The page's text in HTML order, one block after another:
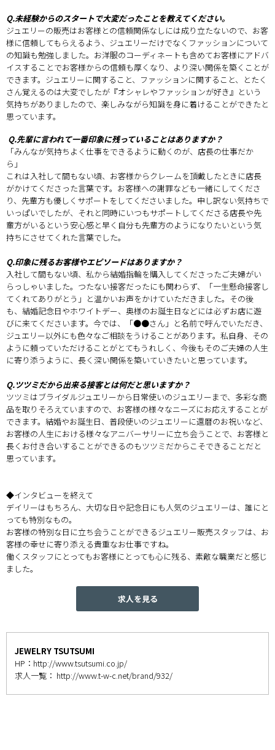
Q.未経験からのスタートで大変だったことを教えてください。
ジュエリーの販売はお客様との信頼関係なしには成り立たないので、お客
様に信頼してもらえるよう、ジュエリーだけでなくファッションについて
の知識も勉強しました。お洋服のコーディネートも含めてお客様にアドバ
イスすることでお客様からの信頼も厚くなり、より深い関係を築くことが
できます。ジュエリーに関すること、ファッションに関すること、とたく
さん覚えるのは大変でしたが『オシャレやファッションが好き』という
気持ちがありましたので、楽しみながら知識を身に着けることができたと
思っています。
Q.先輩に言われて一番印象に残っていることはありますか？
「みんなが気持ちよく仕事をできるように動くのが、店長の仕事だか
ら」
これは入社して間もない頃、お客様からクレームを頂戴したときに店長
がかけてくださった言葉です。お客様への謝罪なども一緒にしてくださ
り、先輩方も優しくサポートをしてくださいました。申し訳ない気持ちで
いっぱいでしたが、それと同時にいつもサポートしてくださる店長や先
輩方がいるという安心感と早く自分も先輩方のようになりたいという気
持ちにさせてくれた言葉でした。
Q.印象に残るお客様やエピソードはありますか？
入社して間もない頃、私から結婚指輪を購入してくださったご夫婦がい
らっしゃいました。つたない接客だったにも関わらず、「一生懸命接客し
てくれてありがとう」と温かいお声をかけていただきました。その後
も、結婚記念日やホワイトデー、奥様のお誕生日などには必ずお店に遊
びに来てくださいます。今では、「●●さん」と名前で呼んでいただき、
ジュエリー以外にも色々なご相談をうけることがあります。私自身、その
ように頼っていただけることがとてもうれしく、今後もそのご夫婦の人生
に寄り添うように、長く深い関係を築いていきたいと思っています。
Q.ツツミだから出来る接客とは何だと思いますか？
ツツミはブライダルジュエリーから日常使いのジュエリーまで、多彩な商
品を取りそろえていますので、お客様の様々なニーズにお応えすることが
できます。結婚やお誕生日、普段使いのジュエリーに還暦のお祝いなど、
お客様の人生における様々なアニバーサリーに立ち会うことで、お客様と
長くお付き合いすることができるのもツツミだからこそできることだと
思っています。
◆インタビューを終えて
デイリーはもちろん、大切な日や記念日にも人気のジュエリーは、誰にと
っても特別なもの。
お客様の特別な日に立ち会うことができるジュエリー販売スタッフは、お
客様の幸せに寄り添える貴重なお仕事ですね。
働くスタッフにとってもお客様にとっても心に残る、素敵な職業だと感じ
ました。
求人を見る
JEWELRY TSUTSUMI
HP： http://www.tsutsumi.co.jp/
求人一覧： http://www.t-w-c.net/brand/932/